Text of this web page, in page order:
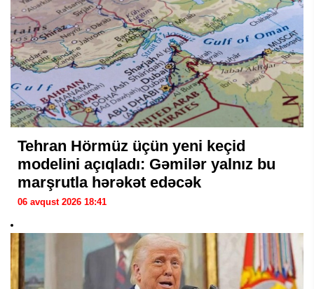
Tehran Hörmüz üçün yeni keçid
modelini açıqladı: Gəmilər yalnız bu
marşrutla hərəkət edəcək
06 avqust 2026 18:41